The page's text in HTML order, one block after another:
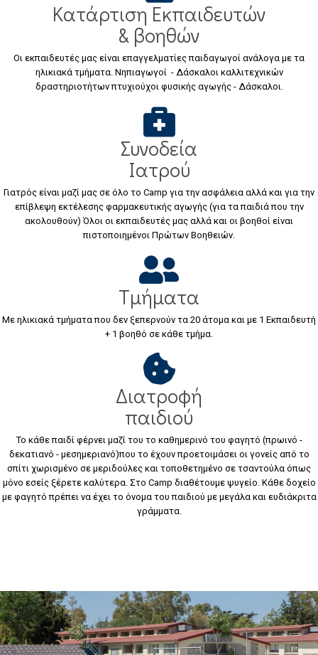
Κατάρτιση Εκπαιδευτών
& βοηθών
Οι εκπαιδευτές μας είναι επαγγελματίες παιδαγωγοί ανάλογα με τα
ηλικιακά τμήματα. Νηπιαγωγοί - Δάσκαλοι καλλιτεχνικών
δραστηριοτήτων πτυχιούχοι φυσικής αγωγής - Δάσκαλοι.
Συνοδεία
Ιατρού
Γιατρός είναι μαζί μας σε όλο το Camp για την ασφάλεια αλλά και για την
επίβλεψη εκτέλεσης φαρμακευτικής αγωγής (για τα παιδιά που την
ακολουθούν) Όλοι οι εκπαιδευτές μας αλλά και οι βοηθοί είναι
πιστοποιημένοι Πρώτων Βοηθειών.
Τμήματα
Με ηλικιακά τμήματα που δεν ξεπερνούν τα 20 άτομα και με 1 Εκπαιδευτή
+ 1 βοηθό σε κάθε τμήμα.
Διατροφή
παιδιού
Το κάθε παιδί φέρνει μαζί του το καθημερινό του φαγητό (πρωινό -
δεκατιανό - μεσημεριανό)που το έχουν προετοιμάσει οι γονείς από το
σπίτι χωρισμένο σε μεριδούλες και τοποθετημένο σε τσαντούλα όπως
μόνο εσείς ξέρετε καλύτερα. Στο Camp διαθέτουμε ψυγείο. Κάθε δοχείο
με φαγητό πρέπει να έχει το όνομα του παιδιού με μεγάλα και ευδιάκριτα
γράμματα.